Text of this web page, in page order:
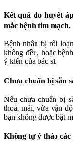
Kết quả đo huyết
mắc bệnh tim mạch.
Bệnh nhân bị rối
không đều, hoặc
ý kiến của bác sĩ.
Chưa chuẩn bị sẵn
Nếu chưa chuẩn bị
thoải mái, vừa vận
bạn không được bật
Không tự ý tháo